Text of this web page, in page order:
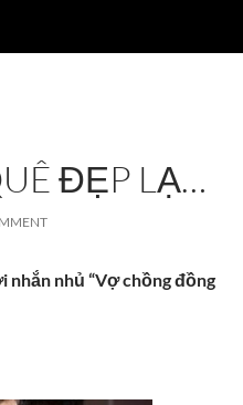
ĐẸP LẠ…
nhắn nhủ “Vợ chồng đồng